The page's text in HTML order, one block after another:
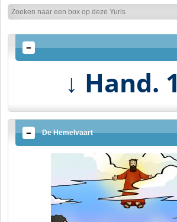
↓ Hand. 1
De Hemelvaart